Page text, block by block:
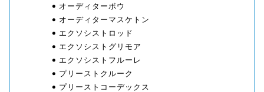
オーディターボウ
オーディターマスケトン
エクソシストロッド
エクソシストグリモア
エクソシストフルーレ
プリーストクルーク
プリーストコーデックス